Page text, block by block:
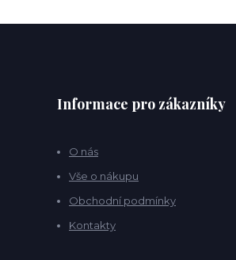
Informace pro zákazníky
O nás
Vše o nákupu
Obchodní podmínky
Kontakty